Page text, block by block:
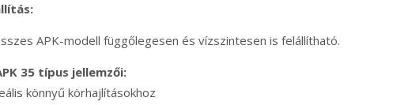
APK-modell függőlegesen és vízszintesen is felállítható.
35 típus jellemzői:
könnyű körhajlításokhoz